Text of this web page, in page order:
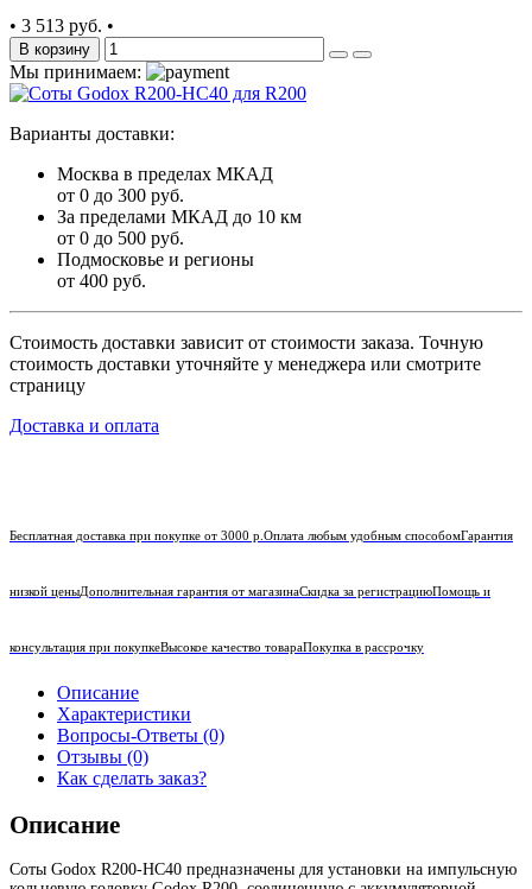
• 3 513 руб. •
В корзину
Мы принимаем:
Варианты доставки:
Москва в пределах МКАД
от 0 до 300 руб.
За пределами МКАД до 10 км
от 0 до 500 руб.
Подмосковье и регионы
от 400 руб.
Стоимость доставки зависит от стоимости заказа. Точную
стоимость доставки уточняйте у менеджера или смотрите
страницу
Доставка и оплата
Бесплатная доставка при покупке от 3000 р. Оплата любым удобным способомГарантия
низкой ценыДополнительная гарантия от магазинаСкидка за регистрациюПомощь и
консультация при покупкеВысокое качество товараПокупка в рассрочку
Описание
Характеристики
Вопросы-Ответы (0)
Отзывы (0)
Как сделать заказ?
Описание
Соты Godox R200-HC40 предназначены для установки на импульсную